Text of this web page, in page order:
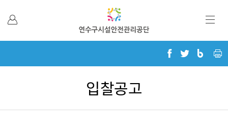
입찰공고